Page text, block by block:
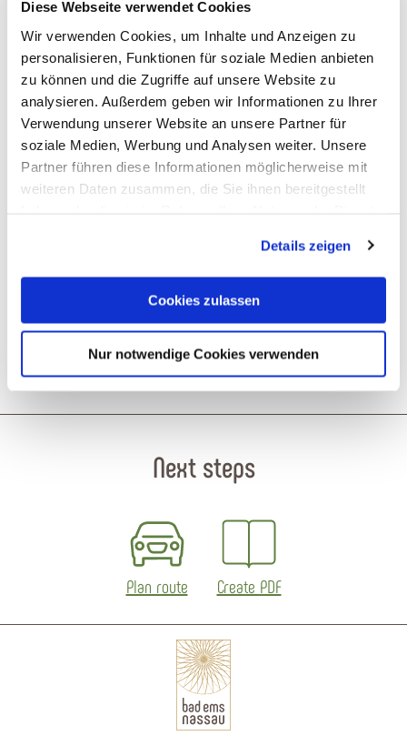
Diese Webseite verwendet Cookies
Wir verwenden Cookies, um Inhalte und Anzeigen zu
personalisieren, Funktionen für soziale Medien anbieten
zu können und die Zugriffe auf unsere Website zu
analysieren. Außerdem geben wir Informationen zu Ihrer
Verwendung unserer Website an unsere Partner für
soziale Medien, Werbung und Analysen weiter. Unsere
Partner führen diese Informationen möglicherweise mit
weiteren Daten zusammen, die Sie ihnen bereitgestellt
Cookies, wenn Sie unsere Webseite weiterhin nutzen.
Details zeigen
Cookies zulassen
Nur notwendige Cookies verwenden
General information
Openings
Infrastructure
Disabled Access
KITCHEN_SPEZIALITAETEN
Next steps
Plan route Create PDF